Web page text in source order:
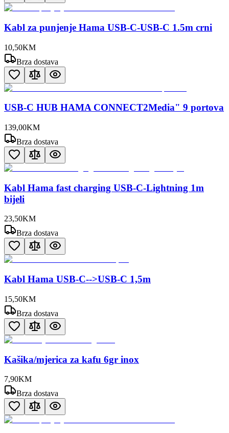
Kabl za punjenje Hama USB-C-USB-C 1.5m crni
10,50KM
Brza dostava
USB-C HUB HAMA CONNECT2Media" 9 portova
139,00KM
Brza dostava
Kabl Hama fast charging USB-C-Lightning 1m
bijeli
23,50KM
Brza dostava
Kabl Hama USB-C-->USB-C 1,5m
15,50KM
Brza dostava
Kašika/mjerica za kafu 6gr inox
7,90KM
Brza dostava